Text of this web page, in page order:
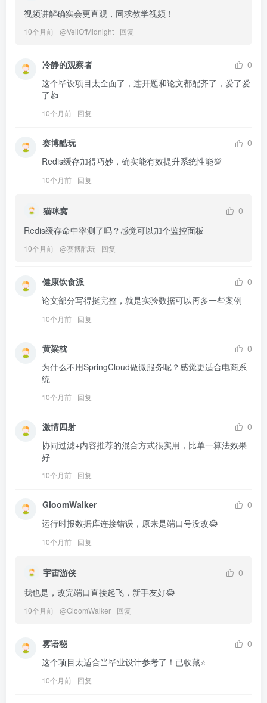
视频讲解确实会更直观，同求教学视频！
10个月前 @VeilOfMidnight 回复
冷静的观察者
0
这个毕设项目太全面了，连开题和论文都配齐了，爱了爱
了👍
10个月前 回复
赛博酷玩
0
Redis缓存加得巧妙，确实能有效提升系统性能💯
10个月前 回复
猫咪窝
0
Redis缓存命中率测了吗？感觉可以加个监控面板
10个月前 @赛博酷玩 回复
健康饮食派
0
论文部分写得挺完整，就是实验数据可以再多一些案例
10个月前 回复
黄粱枕
0
为什么不用SpringCloud做微服务呢？感觉更适合电商系
统
10个月前 回复
激情四射
0
协同过滤+内容推荐的混合方式很实用，比单一算法效果
好
10个月前 回复
GloomWalker
0
运行时报数据库连接错误，原来是端口号没改😂
10个月前 回复
宇宙游侠
0
我也是，改完端口直接起飞，新手友好😂
10个月前 @GloomWalker 回复
雾语秘
0
这个项目太适合当毕业设计参考了！已收藏⭐
10个月前 回复